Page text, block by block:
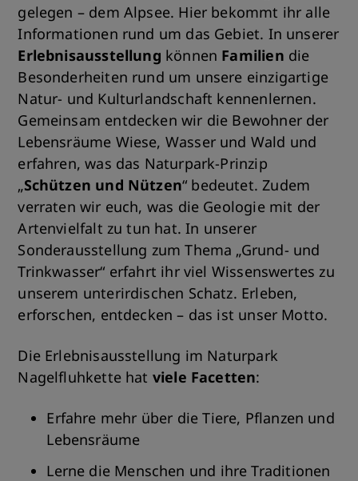
gelegen – dem Alpsee. Hier bekommt ihr alle
Informationen rund um das Gebiet. In unserer
Erlebnisausstellung können Familien die
Besonderheiten rund um unsere einzigartige
Natur- und Kulturlandschaft kennenlernen.
Gemeinsam entdecken wir die Bewohner der
Lebensräume Wiese, Wasser und Wald und
erfahren, was das Naturpark-Prinzip
„Schützen und Nützen“ bedeutet. Zudem
verraten wir euch, was die Geologie mit der
Artenvielfalt zu tun hat. In unserer
Sonderausstellung zum Thema „Grund- und
Trinkwasser“ erfahrt ihr viel Wissenswertes zu
unserem unterirdischen Schatz. Erleben,
erforschen, entdecken – das ist unser Motto.
Die Erlebnisausstellung im Naturpark
Nagelfluhkette hat viele Facetten:
Erfahre mehr über die Tiere, Pflanzen und
Lebensräume
Lerne die Menschen und ihre Traditionen